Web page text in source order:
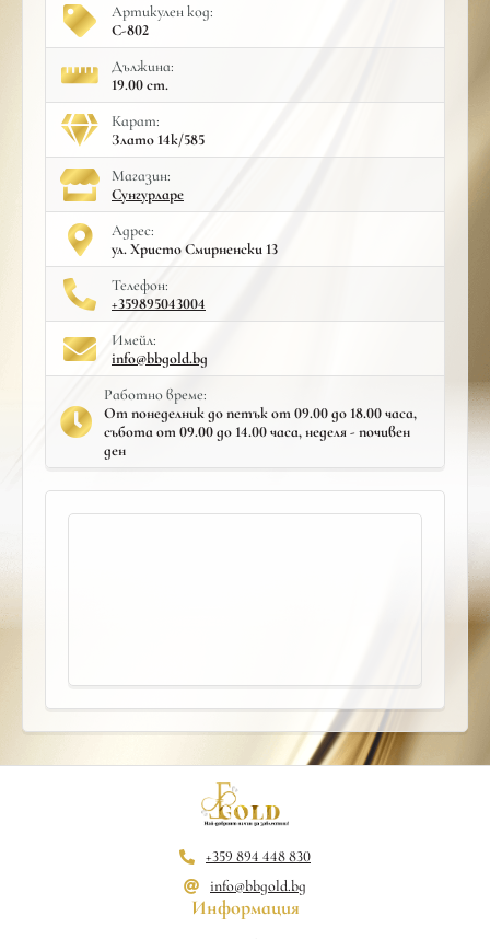
Артикулен код:
С-802
Дължина:
19.00 cm.
Карат:
Злато 14к/585
Mагазин:
Сунгурларе
Адрес:
ул. Христо Смирненски 13
Телефон:
+359895043004
Имейл:
info@bbgold.bg
Работно време:
От понеделник до петък от 09.00 до 18.00 часа,
събота от 09.00 до 14.00 часа, неделя - почивен
ден
+359 894 448 830
info@bbgold.bg
Информация